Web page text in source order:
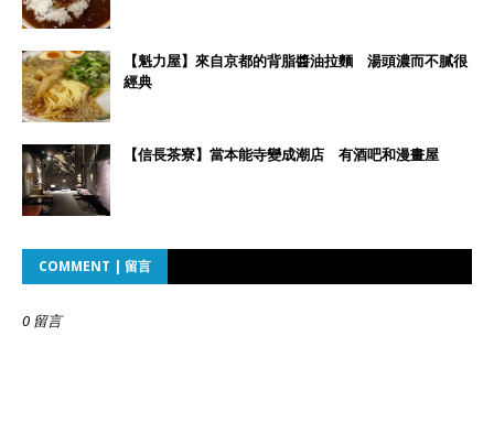
【魁力屋】來自京都的背脂醬油拉麵 湯頭濃而不膩很
經典
【信長茶寮】當本能寺變成潮店 有酒吧和漫畫屋
COMMENT | 留言
0 留言